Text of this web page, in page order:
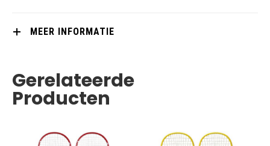
MEER INFORMATIE
Gerelateerde
Producten